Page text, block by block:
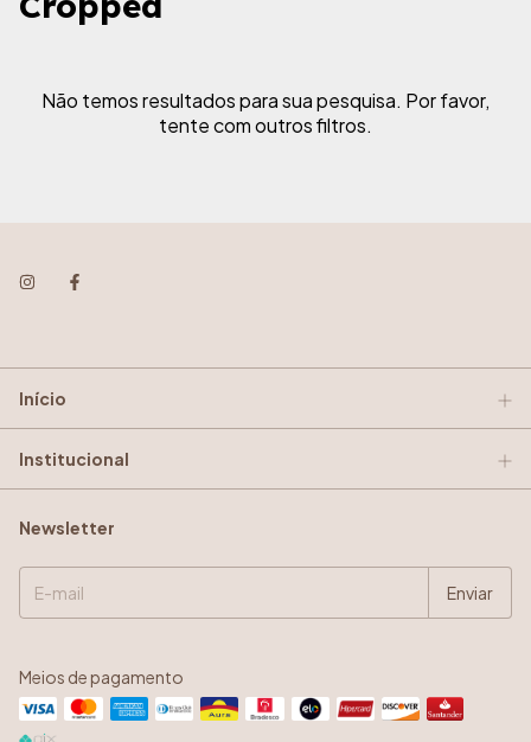
Não temos resultados para sua pesquisa. Por favor,
tente com outros filtros.
Início
Institucional
Newsletter
Meios de pagamento